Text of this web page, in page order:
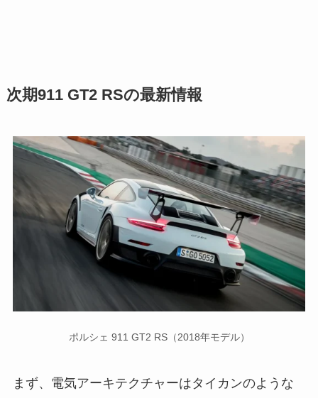
次期911 GT2 RSの最新情報
ポルシェ 911 GT2 RS（2018年モデル）
まず、電気アーキテクチャーはタイカンのような